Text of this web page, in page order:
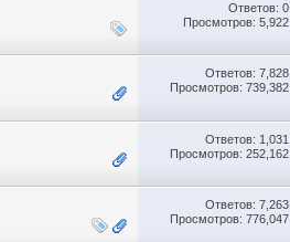
Ответов: 0
Просмотров: 5,922
Ответов: 7,828
Просмотров: 739,382
Ответов: 1,031
Просмотров: 252,162
Ответов: 7,263
Просмотров: 776,047